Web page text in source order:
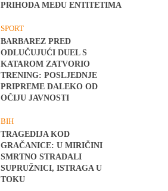
PRIHODA MEĐU ENTITETIMA
SPORT
BARBAREZ PRED
ODLUČUJUĆI DUEL S
KATAROM ZATVORIO
TRENING: POSLJEDNJE
PRIPREME DALEKO OD
OČIJU JAVNOSTI
BIH
TRAGEDIJA KOD
GRAČANICE: U MIRIČINI
SMRTNO STRADALI
SUPRUŽNICI, ISTRAGA U
TOKU